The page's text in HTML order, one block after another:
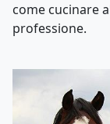
come cucinare
professione.